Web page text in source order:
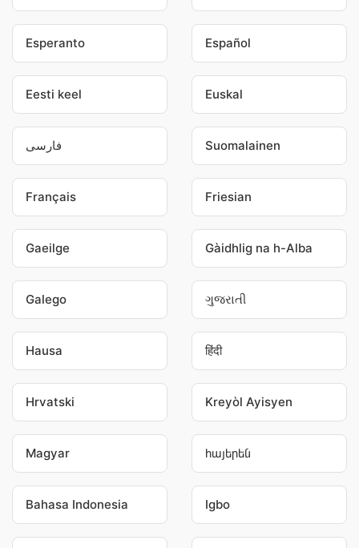
Esperanto Español
Eesti keel Euskal
فارسی Suomalainen
Français Friesian
Gaeilge Gàidhlig na h-Alba
Galego ગુજરાતી
Hausa हिंदी
Hrvatski Kreyòl Ayisyen
Magyar հայերեն
Bahasa Indonesia Igbo